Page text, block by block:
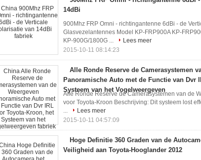
14dBi
900Mhz FRP Omni - richtingantenne 6dBi - de
Glasvezelantennes Model KP-FRP900A KP-
KP-900G/1800G ...
Lees meer
2015-10-11 08:14:23
Alle Ronde Reserve de Camerasystemen
Panoramische Auto met de Functie van Dvr
Systeem van het Vogelweergeven
Alle Ronde Reserve de Camerasystemen van de
voor Toyota-Kroon Beschrijving: Dit systeem lost
...
Lees meer
2015-10-11 04:57:09
Hoge Definitie 360 Graden van de
Veiligheid aan Toyota-Hooglander 2012